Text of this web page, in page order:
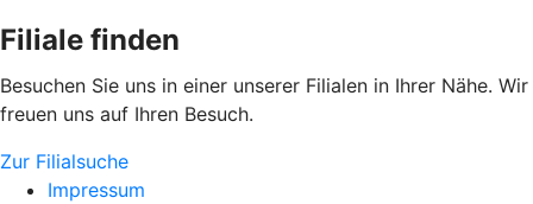
Filiale finden
Besuchen Sie uns in einer unserer Filialen in Ihrer Nähe. Wir
freuen uns auf Ihren Besuch.
Zur Filialsuche
Impressum